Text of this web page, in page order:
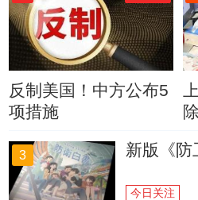
反制美国！中方公布5
项措施
3 新版《防
今日关注